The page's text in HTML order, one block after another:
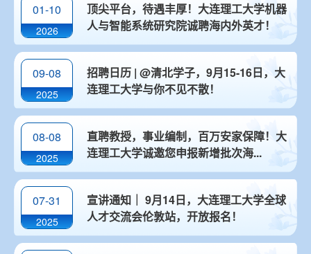
01-10
2026
顶尖平台，待遇丰厚！大连理工大学机器
人与智能系统研究院诚聘海内外英才！
09-08
2025
招聘日历 | @清北学子，9月15-16日，大
连理工大学与你不见不散！
08-08
2025
直聘教授，事业编制，百万安家保障！大
连理工大学诚邀您申报新增批次海...
07-31
2025
宣讲通知｜ 9月14日，大连理工大学全球
人才交流会伦敦站，开放报名！